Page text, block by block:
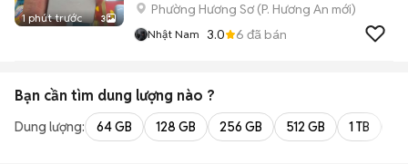
1 phút trước 3
Phường Hương Sơ(P. Hương An mới)
Nhật Nam 3.0 6 đã bán
Bạn cần tìm dung lượng nào ?
Dung lượng: 64 GB 128 GB 256 GB 512 GB 1 TB